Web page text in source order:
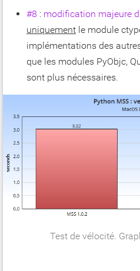
#8 : modification majeure
uniquement le module
implémentations des
que les modules PyObjc,
sont plus nécessaires.
Test de vélocité.